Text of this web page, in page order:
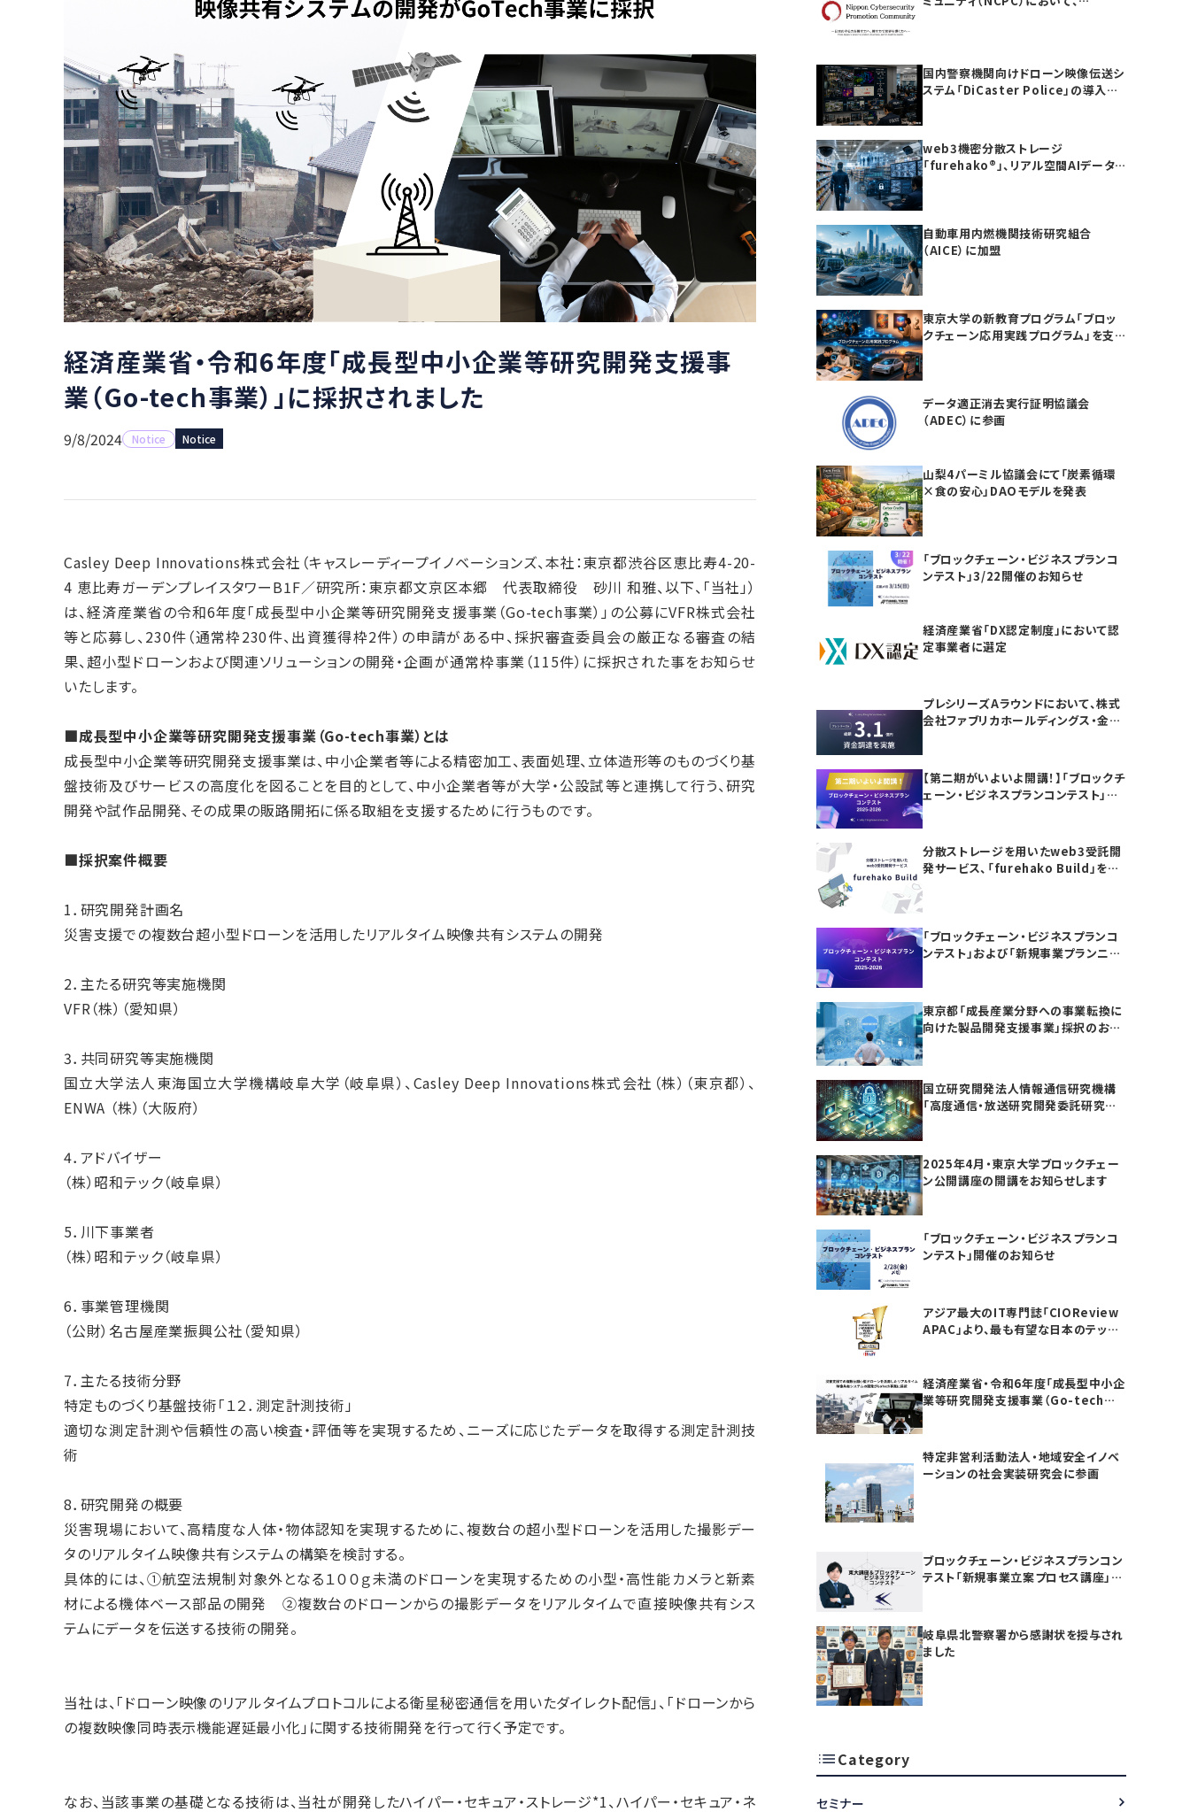
経済産業省・令和6年度「成長型中小企業等研究開発支援事
業（Go-tech事業）」に採択されました
9/8/2024 Notice Notice
Casley Deep Innovations株式会社（キャスレーディープイノベーションズ、本社：東京都渋谷区恵比寿4-20-
4 恵比寿ガーデンプレイスタワーB1F／研究所：東京都文京区本郷 代表取締役 砂川 和雅、以下、「当社」）
は、経済産業省の令和6年度「成長型中小企業等研究開発支援事業（Go-tech事業）」の公募にVFR株式会社
等と応募し、230件（通常枠230件、出資獲得枠2件）の申請がある中、採択審査委員会の厳正なる審査の結
果、超小型ドローンおよび関連ソリューションの開発・企画が通常枠事業（115件）に採択された事をお知らせ
いたします。
■成長型中小企業等研究開発支援事業（Go-tech事業）とは
成長型中小企業等研究開発支援事業は、中小企業者等による精密加工、表面処理、立体造形等のものづくり基
盤技術及びサービスの高度化を図ることを目的として、中小企業者等が大学・公設試等と連携して行う、研究
開発や試作品開発、その成果の販路開拓に係る取組を支援するために行うものです。
■採択案件概要
1．研究開発計画名
災害支援での複数台超小型ドローンを活用したリアルタイム映像共有システムの開発
2．主たる研究等実施機関
VFR（株）（愛知県）
3．共同研究等実施機関
国立大学法人東海国立大学機構岐阜大学（岐阜県）、Casley Deep Innovations株式会社（株）（東京都）、
ENWA （株）（大阪府）
4．アドバイザー
（株）昭和テック（岐阜県）
5．川下事業者
（株）昭和テック（岐阜県）
6．事業管理機関
（公財）名古屋産業振興公社（愛知県）
7．主たる技術分野
特定ものづくり基盤技術「１２．測定計測技術」
適切な測定計測や信頼性の高い検査・評価等を実現するため、ニーズに応じたデータを取得する測定計測技
術
8．研究開発の概要
災害現場において、高精度な人体・物体認知を実現するために、複数台の超小型ドローンを活用した撮影デー
タのリアルタイム映像共有システムの構築を検討する。
具体的には、①航空法規制対象外となる１００ｇ未満のドローンを実現するための小型・高性能カメラと新素
材による機体ベース部品の開発 ②複数台のドローンからの撮影データをリアルタイムで直接映像共有シス
テムにデータを伝送する技術の開発。
当社は、「ドローン映像のリアルタイムプロトコルによる衛星秘密通信を用いたダイレクト配信」、「ドローンから
の複数映像同時表示機能遅延最小化」に関する技術開発を行って行く予定です。
なお、当該事業の基礎となる技術は、当社が開発したハイパー・セキュア・ストレージ*1、ハイパー・セキュア・ネ
国内警察機関向けドローン映像伝送シ
ステム「DiCaster Police」の導入を
web3機密分散ストレージ
「furehako®」、リアル空間AIデータ
自動車用内燃機関技術研究組合
（AICE）に加盟
東京大学の新教育プログラム「ブロッ
クチェーン応用実践プログラム」を支
データ適正消去実行証明協議会
（ADEC）に参画
山梨4パーミル協議会にて「炭素循環
×食の安心」DAOモデルを発表
「ブロックチェーン・ビジネスプランコ
ンテスト」3/22開催のお知らせ
経済産業省「DX認定制度」において認
定事業者に選定
プレシリーズAラウンドにおいて、株式
会社ファブリカホールディングス・金融
【第二期がいよいよ開講！】「ブロックチ
ェーン・ビジネスプランコンテスト」お
分散ストレージを用いたweb3受託開
発サービス、「furehako Build」を提
「ブロックチェーン・ビジネスプランコ
ンテスト」および「新規事業プランニン
東京都「成長産業分野への事業転換に
向けた製品開発支援事業」採択のお知
国立研究開発法人情報通信研究機構
「高度通信・放送研究開発委託研究に
2025年4月・東京大学ブロックチェー
ン公開講座の開講をお知らせします
「ブロックチェーン・ビジネスプランコ
ンテスト」開催のお知らせ
アジア最大のIT専門誌「CIOReview
APAC」より、最も有望な日本のテック
経済産業省・令和6年度「成長型中小企
業等研究開発支援事業（Go-tech事
特定非営利活動法人・地域安全イノベ
ーションの社会実装研究会に参画
ブロックチェーン・ビジネスプランコン
テスト「新規事業立案プロセス講座」を
岐阜県北警察署から感謝状を授与され
ました
Category
セミナー